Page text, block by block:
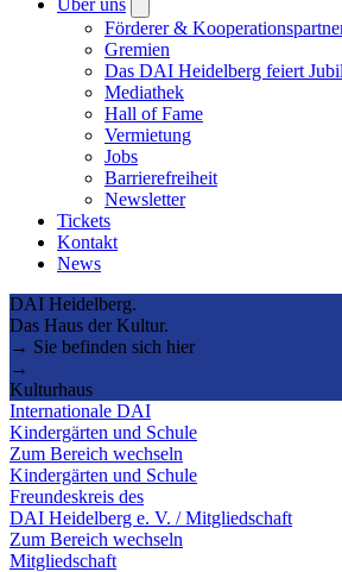
submenu
Förderer &
Gremien
Das DAI Heidelberg feiert
Mediathek
Hall of Fame
Vermietung
Jobs
Barrierefreiheit
Newsletter
Tickets
Kontakt
News
DAI Heidelberg.
Das Haus der Kultur.
→ Sie befinden sich hier
→
Kulturhaus
Internationale DAI
Kindergärten und Schule
Zum Bereich wechseln
Kindergärten und Schule
Freundeskreis des
DAI Heidelberg e. V. / Mitgliedschaft
Zum Bereich wechseln
Mitgliedschaft